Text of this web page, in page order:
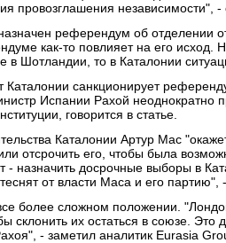
провозглашения независимости", -
референдум об отделении
как-то повлияет на его исход.
в Шотландии, то в Каталонии
Каталонии санкционирует
Испании Рахой неоднократно
говорится в статье.
Каталонии Артур Мас
отсрочить его, чтобы была
назначить досрочные выборы в
от власти Маса и его партию",
более сложном положении.
склонить их остаться в союзе. Это
- заметил аналитик Eurasia